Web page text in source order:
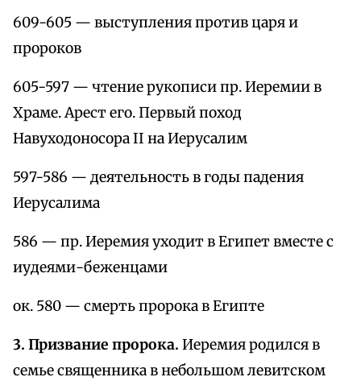
609-605 — выступления против царя и
пророков
605-597 — чтение рукописи пр. Иеремии в
Храме. Арест его. Первый поход
Навуходоносора II на Иерусалим
597-586 — деятельность в годы падения
Иерусалима
586 — пр. Иеремия уходит в Египет вместе с
иудеями-беженцами
ок. 580 — смерть пророка в Египте
3. Призвание пророка. Иеремия родился в
семье священника в небольшом левитском